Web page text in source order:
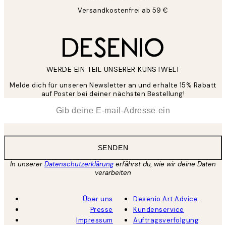
Versandkostenfrei ab 59 €
WERDE EIN TEIL UNSERER KUNSTWELT
Melde dich für unseren Newsletter an und erhalte 15% Rabatt
auf Poster bei deiner nächsten Bestellung!
SENDEN
In unsererDatenschutzerklärungerfährst du, wie wir deine Daten
verarbeiten
Über uns
Presse
Impressum
Desenio Art Advice
Kundenservice
Auftragsverfolgung